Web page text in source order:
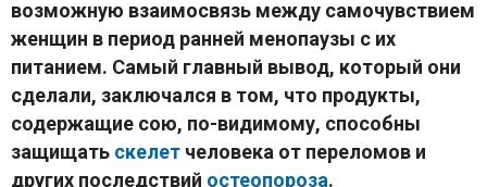
возможную взаимосвязь между самочувствием
женщин в период ранней менопаузы с их
питанием. Самый главный вывод, который они
сделали, заключался в том, что продукты,
содержащие сою, по-видимому, способны
защищать скелет человека от переломов и
других последствий остеопороза.